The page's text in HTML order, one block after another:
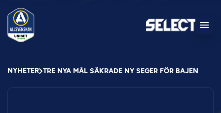
NYHETER TRE NYA MÅL SÄKRADE NY SEGER FÖR BAJEN